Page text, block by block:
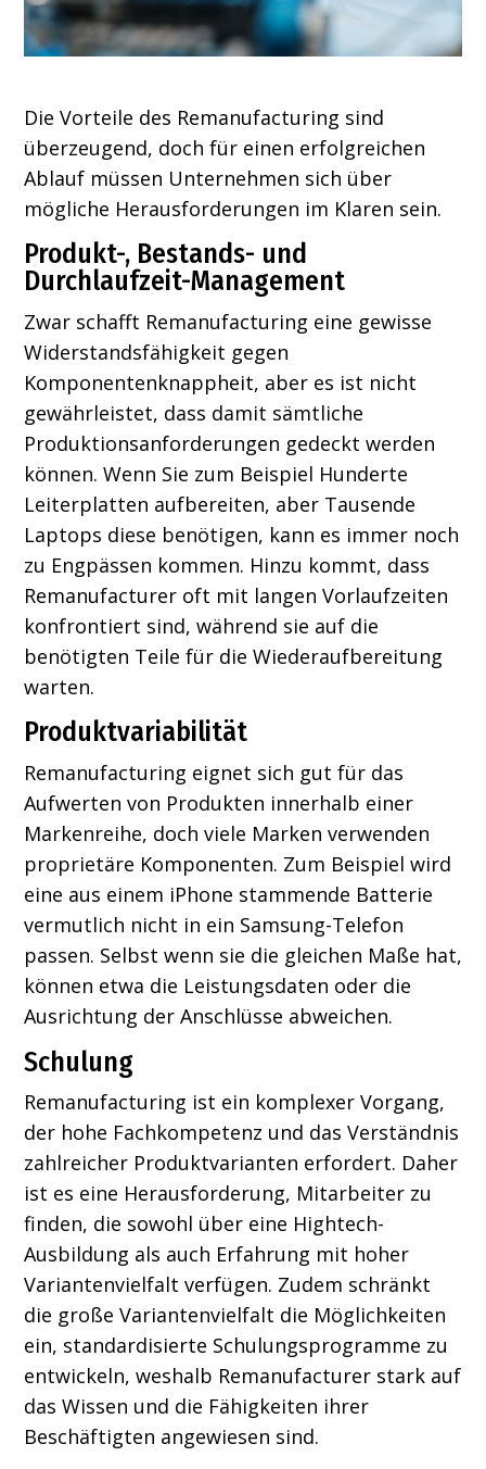
Die Vorteile des Remanufacturing sind
überzeugend, doch für einen erfolgreichen
Ablauf müssen Unternehmen sich über
mögliche Herausforderungen im Klaren sein.
Produkt-, Bestands- und
Durchlaufzeit-Management
Zwar schafft Remanufacturing eine gewisse
Widerstandsfähigkeit gegen
Komponentenknappheit, aber es ist nicht
gewährleistet, dass damit sämtliche
Produktionsanforderungen gedeckt werden
können. Wenn Sie zum Beispiel Hunderte
Leiterplatten aufbereiten, aber Tausende
Laptops diese benötigen, kann es immer noch
zu Engpässen kommen. Hinzu kommt, dass
Remanufacturer oft mit langen Vorlaufzeiten
konfrontiert sind, während sie auf die
benötigten Teile für die Wiederaufbereitung
warten.
Produktvariabilität
Remanufacturing eignet sich gut für das
Aufwerten von Produkten innerhalb einer
Markenreihe, doch viele Marken verwenden
proprietäre Komponenten. Zum Beispiel wird
eine aus einem iPhone stammende Batterie
vermutlich nicht in ein Samsung-Telefon
passen. Selbst wenn sie die gleichen Maße hat,
können etwa die Leistungsdaten oder die
Ausrichtung der Anschlüsse abweichen.
Schulung
Remanufacturing ist ein komplexer Vorgang,
der hohe Fachkompetenz und das Verständnis
zahlreicher Produktvarianten erfordert. Daher
ist es eine Herausforderung, Mitarbeiter zu
finden, die sowohl über eine Hightech-
Ausbildung als auch Erfahrung mit hoher
Variantenvielfalt verfügen. Zudem schränkt
die große Variantenvielfalt die Möglichkeiten
ein, standardisierte Schulungsprogramme zu
entwickeln, weshalb Remanufacturer stark auf
das Wissen und die Fähigkeiten ihrer
Beschäftigten angewiesen sind.